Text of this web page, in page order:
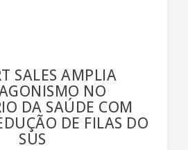
SALES AMPLIA
NO
DA SAÚDE COM
DE FILAS DO
SUS